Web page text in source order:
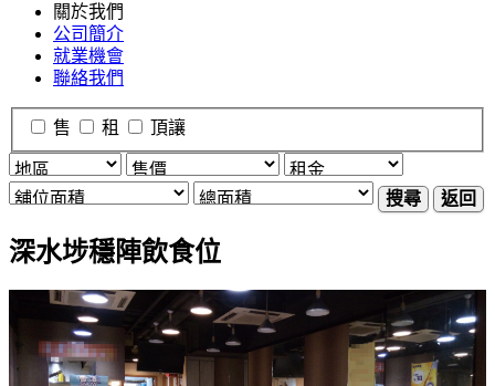
關於我們
公司簡介
就業機會
聯絡我們
售 租 頂讓
搜尋 返回
深水埗穩陣飲食位